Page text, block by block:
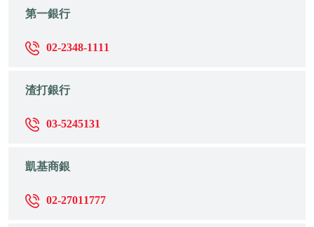
第一銀行
02-2348-1111
渣打銀行
03-5245131
凱基商銀
02-27011777